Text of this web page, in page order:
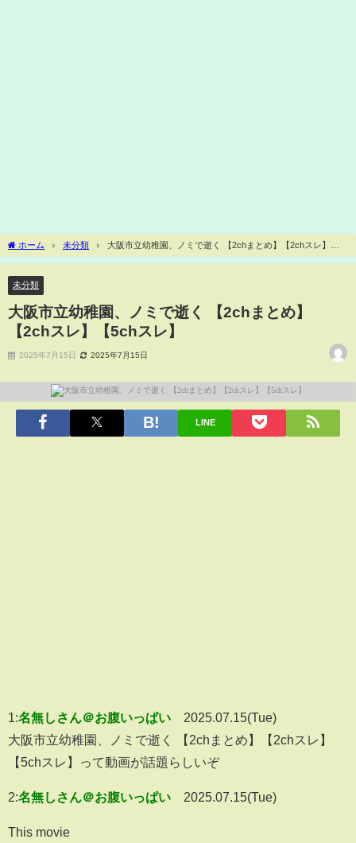
ホーム 未分類
大阪市立幼稚園、ノミで逝く 【2chまとめ】【2chスレ】
【5chスレ】
未分類
大阪市立幼稚園、ノミで逝く 【2chまとめ】
【2chスレ】【5chスレ】
2025年7月15日 2025年7月15日
LINE
1:名無しさん＠お腹いっぱい
2025.07.15(Tue)
大阪市立幼稚園、ノミで逝く 【2chまとめ】【2chスレ】
【5chスレ】って動画が話題らしいぞ
2:名無しさん＠お腹いっぱい 2025.07.15(Tue)
This movie